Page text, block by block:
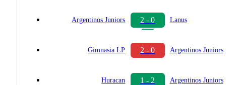
Argentinos Juniors 2 - 0 Lanus
Gimnasia LP 2 - 0 Argentinos Juniors
Huracan 1 - 2 Argentinos Juniors